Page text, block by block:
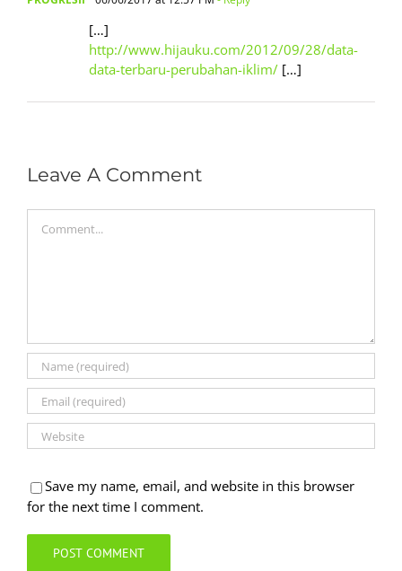
[…]
http://www.hijauku.com/2012/09/28/data-
data-terbaru-perubahan-iklim/ […]
Leave A Comment
Save my name, email, and website in this browser
for the next time I comment.